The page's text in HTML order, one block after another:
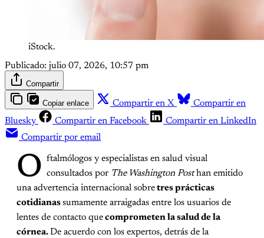
iStock.
Publicado: julio 07, 2026, 10:57 pm
Compartir
Copiar enlace Compartir en X
Compartir en
Bluesky
Compartir en Facebook
Compartir en LinkedIn
Compartir por email
O ftalmólogos y especialistas en salud visual
consultados por The Washington Posthan emitido
una advertencia internacional sobretres prácticas
cotidianassumamente arraigadas entre los usuarios de
lentes de contacto quecomprometen la salud de la
córnea.De acuerdo con los expertos, detrás de la